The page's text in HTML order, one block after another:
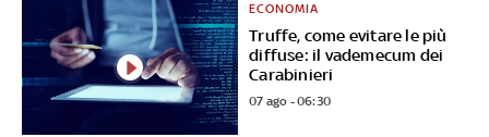
Truffe, come evitare le più
diffuse: il vademecum dei
Carabinieri
ECONOMIA
07 ago - 06:30